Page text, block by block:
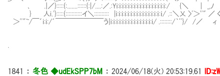
､ .|／}:::::{:.......::::::{:|/....:／.:Yi:i:i:i:i:i:i:i:i:i:i:i:i:i:i:i:i:/ {＼ | _,ﾉ
} 人i.'}:::::{:::::::::::イ＼:::::::::: |i:i:i:i:i:i:i:i:i:i:i:i:i:i:ｉ:ｉ/ .::＼乂 〉'＞''" ／
＞''"~/￣´i:i:/´￣￣￣￣￣￣￣う|i:i:i:i:i:i:i:i:i:i:i:i:i:i:i/ .::::::::/｀¨}/ /／ ィ
1841 ： 冬色 ◆udEkSPP7bM ： 2024/06/18(火) 20:53:19.61